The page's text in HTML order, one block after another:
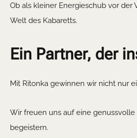
Ob als kleiner Energieschub vor der
Welt des Kabaretts.
Ein Partner, der
Mit Ritonka gewinnen wir nicht nur
Wir freuen uns auf eine
begeistern.